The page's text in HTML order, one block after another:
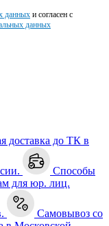
данных и согласен с
данных
доставка до ТК в
Способы
для юр. лиц.
Самовывоз со